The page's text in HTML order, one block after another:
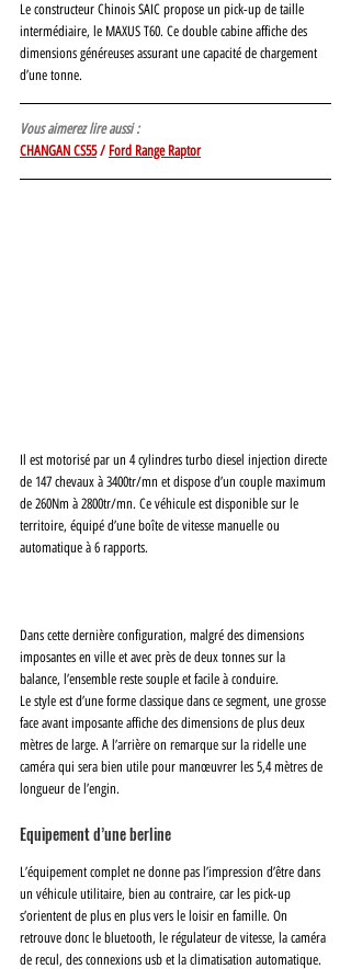
Le constructeur Chinois SAIC propose un pick-up de taille
intermédiaire, le MAXUS T60. Ce double cabine affiche des
dimensions généreuses assurant une capacité de chargement
d’une tonne.
Vous aimerez lire aussi :
CHANGAN CS55 / Ford Range Raptor
Il est motorisé par un 4 cylindres turbo diesel injection directe
de 147 chevaux à 3400tr/mn et dispose d’un couple maximum
de 260Nm à 2800tr/mn. Ce véhicule est disponible sur le
territoire, équipé d’une boîte de vitesse manuelle ou
automatique à 6 rapports.
Dans cette dernière configuration, malgré des dimensions
imposantes en ville et avec près de deux tonnes sur la
balance, l’ensemble reste souple et facile à conduire.
Le style est d’une forme classique dans ce segment, une grosse
face avant imposante affiche des dimensions de plus deux
mètres de large. A l’arrière on remarque sur la ridelle une
caméra qui sera bien utile pour manœuvrer les 5,4 mètres de
longueur de l’engin.
Equipement d’une berline
L’équipement complet ne donne pas l’impression d’être dans
un véhicule utilitaire, bien au contraire, car les pick-up
s’orientent de plus en plus vers le loisir en famille. On
retrouve donc le bluetooth, le régulateur de vitesse, la caméra
de recul, des connexions usb et la climatisation automatique.